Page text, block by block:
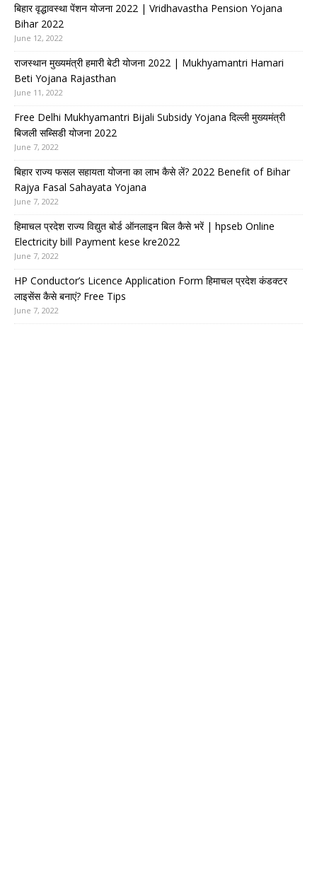
बिहार वृद्धावस्था पेंशन योजना 2022 | Vridhavastha Pension Yojana
Bihar 2022
June 12, 2022
राजस्थान मुख्यमंत्री हमारी बेटी योजना 2022 | Mukhyamantri Hamari
Beti Yojana Rajasthan
June 11, 2022
Free Delhi Mukhyamantri Bijali Subsidy Yojana दिल्ली मुख्यमंत्री
बिजली सब्सिडी योजना 2022
June 7, 2022
बिहार राज्य फसल सहायता योजना का लाभ कैसे लें? 2022 Benefit of Bihar
Rajya Fasal Sahayata Yojana
June 7, 2022
हिमाचल प्रदेश राज्य विद्युत बोर्ड ऑनलाइन बिल कैसे भरें | hpseb Online
Electricity bill Payment kese kre2022
June 7, 2022
HP Conductor’s Licence Application Form हिमाचल प्रदेश कंडक्टर
लाइसेंस कैसे बनाएं? Free Tips
June 7, 2022